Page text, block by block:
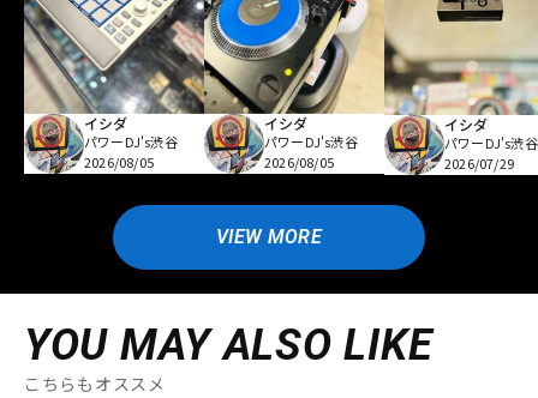
イシダ
パワーDJ's渋谷
2026/08/05
イシダ
パワーDJ's渋谷
2026/08/05
イシダ
パワーDJ's渋谷
2026/07/29
VIEW MORE
YOU MAY ALSO LIKE
こちらもオススメ